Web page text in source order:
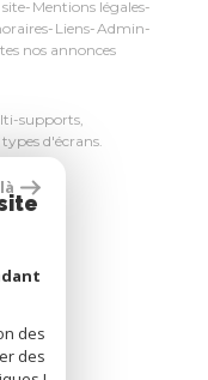
Mentions légales
Liens Admin
nos annonces
supports,
d'écrans.
des
des